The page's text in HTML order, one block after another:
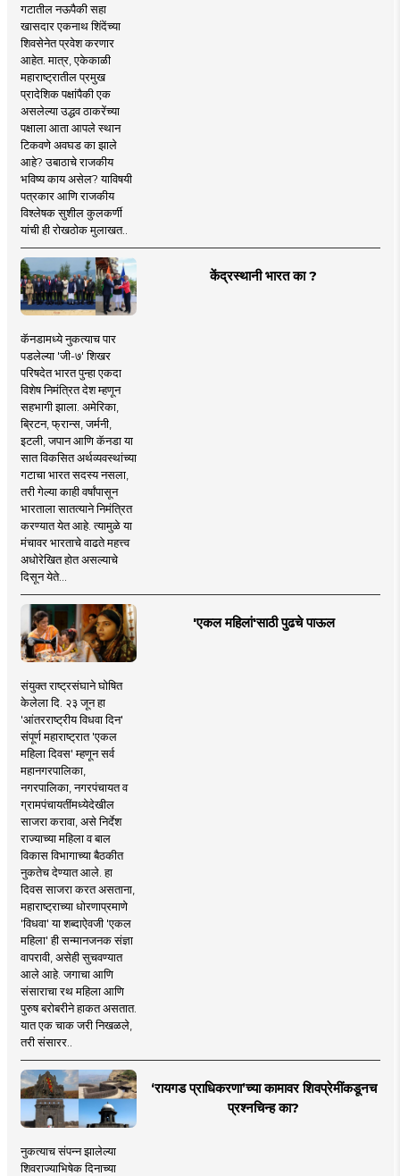
गटातील नऊपैकी सहा
खासदार एकनाथ शिंदेंच्या
शिवसेनेत प्रवेश करणार
आहेत. मात्र, एकेकाळी
महाराष्ट्रातील प्रमुख
प्रादेशिक पक्षांपैकी एक
असलेल्या उद्धव ठाकरेंच्या
पक्षाला आता आपले स्थान
टिकवणे अवघड का झाले
आहे? उबाठाचे राजकीय
भविष्य काय असेल? याविषयी
पत्रकार आणि राजकीय
विश्लेषक सुशील कुलकर्णी
यांची ही रोखठोक मुलाखत..
केंद्रस्थानी भारत का ?
कॅनडामध्ये नुकत्याच पार
पडलेल्या 'जी-७' शिखर
परिषदेत भारत पुन्हा एकदा
विशेष निमंत्रित देश म्हणून
सहभागी झाला. अमेरिका,
ब्रिटन, फ्रान्स, जर्मनी,
इटली, जपान आणि कॅनडा या
सात विकसित अर्थव्यवस्थांच्या
गटाचा भारत सदस्य नसला,
तरी गेल्या काही वर्षांपासून
भारताला सातत्याने निमंत्रित
करण्यात येत आहे. त्यामुळे या
मंचावर भारताचे वाढते महत्त्व
अधोरेखित होत असल्याचे
दिसून येते...
'एकल महिलां'साठी पुढचे पाऊल
संयुक्त राष्ट्रसंघाने घोषित
केलेला दि. २३ जून हा
'आंतरराष्ट्रीय विधवा दिन'
संपूर्ण महाराष्ट्रात 'एकल
महिला दिवस' म्हणून सर्व
महानगरपालिका,
नगरपालिका, नगरपंचायत व
ग्रामपंचायतींमध्येदेखील
साजरा करावा, असे निर्देश
राज्याच्या महिला व बाल
विकास विभागाच्या बैठकीत
नुकतेच देण्यात आले. हा
दिवस साजरा करत असताना,
महाराष्ट्राच्या धोरणाप्रमाणे
'विधवा' या शब्दाऐवजी 'एकल
महिला' ही सन्मानजनक संज्ञा
वापरावी, असेही सुचवण्यात
आले आहे. जगाचा आणि
संसाराचा रथ महिला आणि
पुरुष बरोबरीने हाकत असतात.
यात एक चाक जरी निखळले,
तरी संसारर..
‘रायगड प्राधिकरणा’च्या कामावर शिवप्रेमींकडूनच
प्रश्नचिन्ह का?
नुकत्याच संपन्न झालेल्या
शिवराज्याभिषेक दिनाच्या